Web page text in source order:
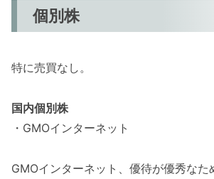
個別株
特に売買なし。
国内個別株
・GMOインターネット
GMOインターネット、優待が優秀なた